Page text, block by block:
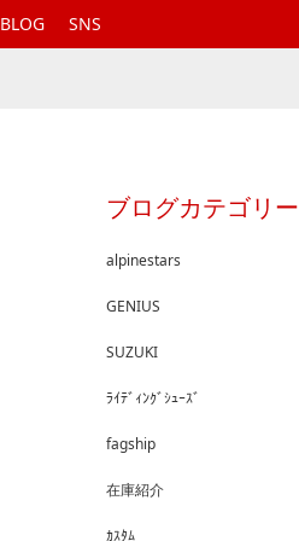
BLOG SNS
ブログカテゴリー
alpinestars
GENIUS
SUZUKI
ﾗｲﾃﾞｨﾝｸﾞｼｭｰｽﾞ
fagship
在庫紹介
ｶｽﾀﾑ